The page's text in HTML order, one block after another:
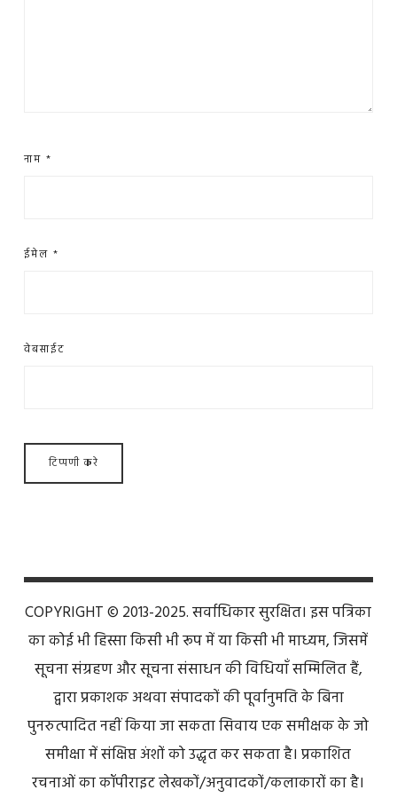
नाम *
ईमेल *
वेबसाईट
COPYRIGHT © 2013-2025. सर्वाधिकार सुरक्षित। इस पत्रिका
का कोई भी हिस्सा किसी भी रूप में या किसी भी माध्यम, जिसमें
सूचना संग्रहण और सूचना संसाधन की विधियाँ सम्मिलित हैं,
द्वारा प्रकाशक अथवा संपादकों की पूर्वानुमति के बिना
पुनरुत्पादित नहीं किया जा सकता सिवाय एक समीक्षक के जो
समीक्षा में संक्षिप्त अंशों को उद्धृत कर सकता है। प्रकाशित
रचनाओं का कॉपीराइट लेखकों/अनुवादकों/कलाकारों का है।